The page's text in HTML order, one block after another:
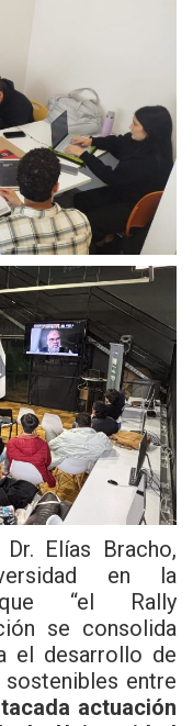
Elías Bracho,
en la
“el Rally
se consolida
el desarrollo de
entre
actuación